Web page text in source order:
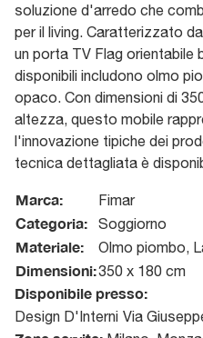
soluzione d'arredo che
per il living. Caratterizzato
un porta TV Flag orientabile
disponibili includono olmo
opaco. Con dimensioni di
altezza, questo mobile
l'innovazione tipiche dei
tecnica dettagliata è
Marca: Fimar
Categoria: Soggiorno
Materiale: Olmo piombo,
Dimensioni:350 x 180 cm
Disponibile presso:
Design D'Interni Via